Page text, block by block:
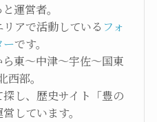
運営者。
アで活動している フォ
ーです。
東〜中津〜宇佐〜国東
西部。
し、歴史サイト「豊の
しています。